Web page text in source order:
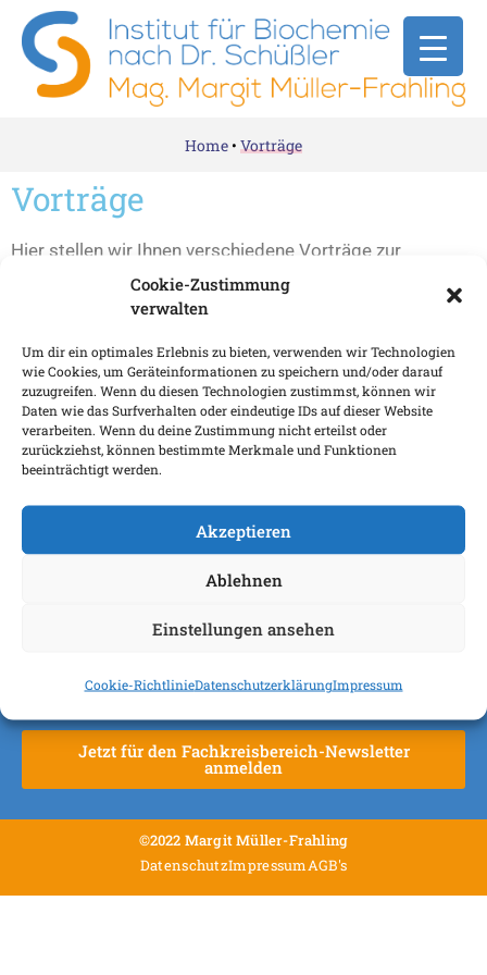
Cookie-Zustimmung
verwalten
Um dir ein optimales Erlebnis zu bieten, verwenden wir Technologien
wie Cookies, um Geräteinformationen zu speichern und/oder darauf
zuzugreifen. Wenn du diesen Technologien zustimmst, können wir
Daten wie das Surfverhalten oder eindeutige IDs auf dieser Website
verarbeiten. Wenn du deine Zustimmung nicht erteilst oder
zurückziehst, können bestimmte Merkmale und Funktionen
beeinträchtigt werden.
Akzeptieren
Ablehnen
Einstellungen ansehen
Cookie-RichtlinieDatenschutzerklärungImpressum
Home • Vorträge
Vorträge
Hier stellen wir Ihnen verschiedene Vorträge zur
Anmeldung Newsletter
Newsletter erfahren Sie direkt, wenn neue kostenfreie Online-
Jetzt für den Newsletter anmelden
Jetzt für den Fachkreisbereich-Newsletter
anmelden
©2022 Margit Müller-Frahling
DatenschutzImpressumAGB's